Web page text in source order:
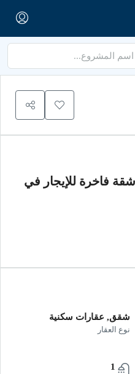
فاخرة للإيجار في
شقق, عقارات سكنية
نوع العقار
1